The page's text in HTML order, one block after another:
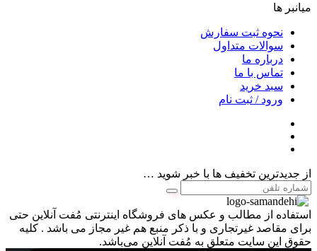
میانبر ها
نحوه ثبت سفارش
سوالات متداول
درباره ما
تماس با ما
سبد خرید
ورود / ثبت نام
از جدیدترین تخفیف ها با خبر شوید …
استفاده از مطالب و عکس های فروشگاه اینترنتی مُفت آنلاین حتی
برای مقاصد غیرتجاری و با ذکر منبع هم غیر مجاز می باشد . کلیه
حقوق این سایت متعلق به مُفت آنلاین می‌باشد.